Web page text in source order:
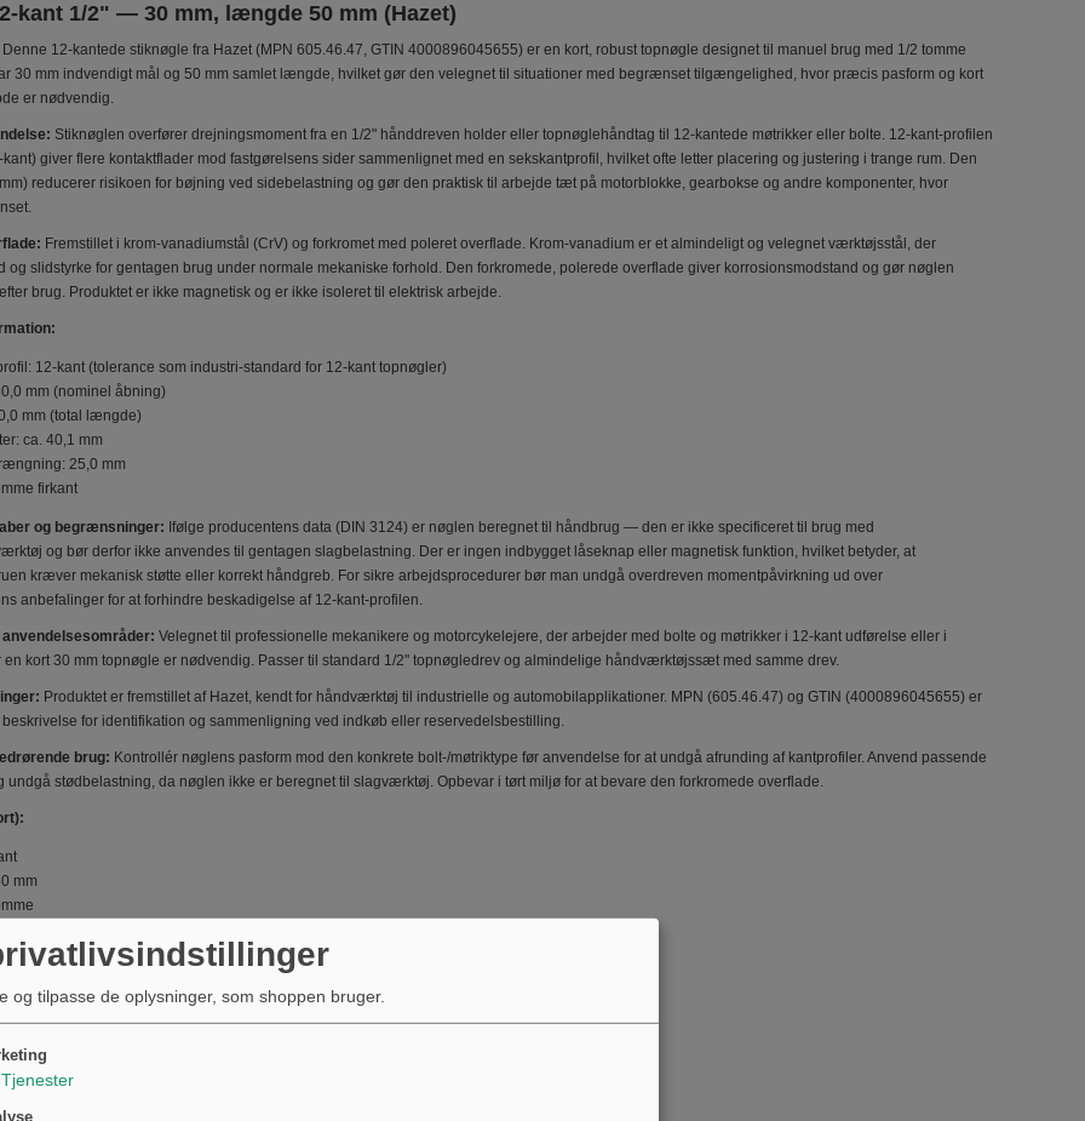
kant 1/2" — 30 mm, længde 50 mm (Hazet)
Denne 12-kantede stiknøgle fra Hazet (MPN 605.46.47, GTIN 4000896045655) er en kort, robust topnøgle designet til manuel brug med 1/2 tomme
30 mm indvendigt mål og 50 mm samlet længde, hvilket gør den velegnet til situationer med begrænset tilgængelighed, hvor præcis pasform og kort
er nødvendig.
Stiknøglen overfører drejningsmoment fra en 1/2" hånddreven holder eller topnøglehåndtag til 12-kantede møtrikker eller bolte. 12-kant-profilen
giver flere kontaktflader mod fastgørelsens sider sammenlignet med en sekskantprofil, hvilket ofte letter placering og justering i trange rum. Den
reducerer risikoen for bøjning ved sidebelastning og gør den praktisk til arbejde tæt på motorblokke, gearbokse og andre komponenter, hvor
Fremstillet i krom-vanadiumstål (CrV) og forkromet med poleret overflade. Krom-vanadium er et almindeligt og velegnet værktøjsstål, der
og slidstyrke for gentagen brug under normale mekaniske forhold. Den forkromede, polerede overflade giver korrosionsmodstand og gør nøglen
brug. Produktet er ikke magnetisk og er ikke isoleret til elektrisk arbejde.
12-kant (tolerance som industri-standard for 12-kant topnøgler)
mm (nominel åbning)
mm (total længde)
ca. 40,1 mm
25,0 mm
firkant
og begrænsninger: Ifølge producentens data (DIN 3124) er nøglen beregnet til håndbrug — den er ikke specificeret til brug med
og bør derfor ikke anvendes til gentagen slagbelastning. Der er ingen indbygget låseknap eller magnetisk funktion, hvilket betyder, at
kræver mekanisk støtte eller korrekt håndgreb. For sikre arbejdsprocedurer bør man undgå overdreven momentpåvirkning ud over
anbefalinger for at forhindre beskadigelse af 12-kant-profilen.
Velegnet til professionelle mekanikere og motorcykelejere, der arbejder med bolte og møtrikker i 12-kant udførelse eller i
kort 30 mm topnøgle er nødvendig. Passer til standard 1/2" topnøgledrev og almindelige håndværktøjssæt med samme drev.
Produktet er fremstillet af Hazet, kendt for håndværktøj til industrielle og automobilapplikationer. MPN (605.46.47) og GTIN (4000896045655) er
for identifikation og sammenligning ved indkøb eller reservedelsbestilling.
brug: Kontrollér nøglens pasform mod den konkrete bolt-/møtriktype før anvendelse for at undgå afrunding af kantprofiler. Anvend passende
undgå stødbelastning, da nøglen ikke er beregnet til slagværktøj. Opbevar i tørt miljø for at bevare den forkromede overflade.
mm
25,0 mm
vanadiumstål, forkromet, poleret
Nej
Nej
og tilpasse de oplysninger, som shoppen bruger.
Tjenester